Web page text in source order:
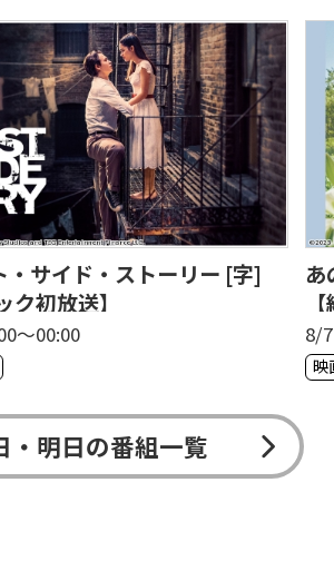
・サイド・ストーリー [字]
ク初放送】
〜00:00
あ
8/
映
・明日の番組一覧